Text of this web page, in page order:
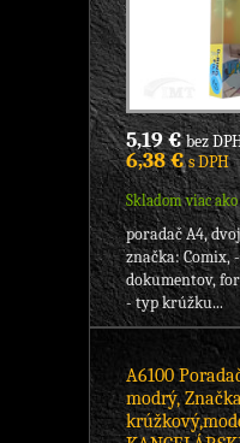
5,19 €bez
6,38 €s DPH
Skladom viac
poradač A4,
značka: Comix,
dokumentov,
- typ krúžku...
A6100
modrý,